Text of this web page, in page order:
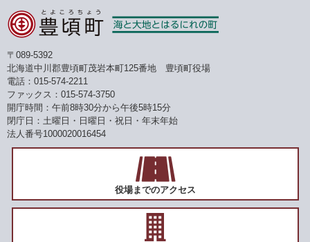
〒089-5392
北海道中川郡豊頃町茂岩本町125番地 豊頃町役場
電話：015-574-2211
ファックス：015-574-3750
開庁時間：午前8時30分から午後5時15分
閉庁日：土曜日・日曜日・祝日・年末年始
法人番号1000020016454
役場までのアクセス